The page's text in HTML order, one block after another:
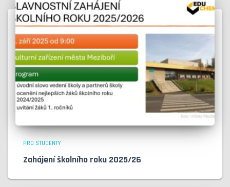
PRO STUDENTY
Zahájení školního roku 2025/26